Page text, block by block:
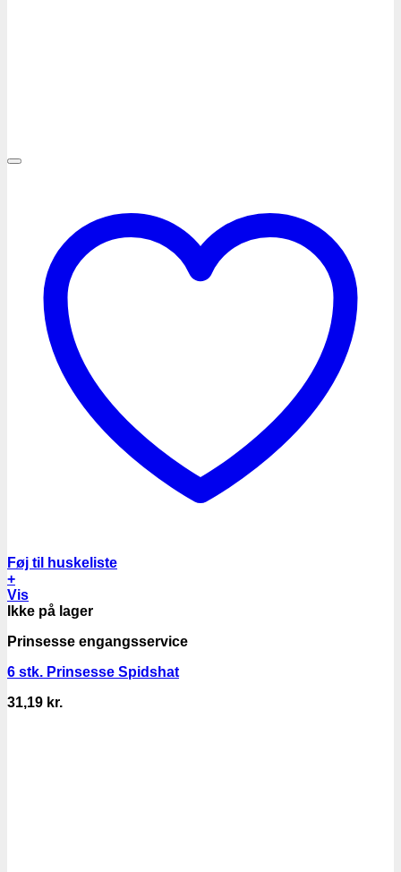
Føj til huskeliste
+
Vis
Ikke på lager
Prinsesse engangsservice
6 stk. Prinsesse Spidshat
31,19 kr.